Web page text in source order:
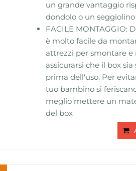
un grande vantaggio
dondolo o un
FACILE MONTAGGIO:
è molto facile da
attrezzi per smontare e
assicurarsi che il box
prima dell'uso. Per
tuo bambino si
meglio mettere un
del box